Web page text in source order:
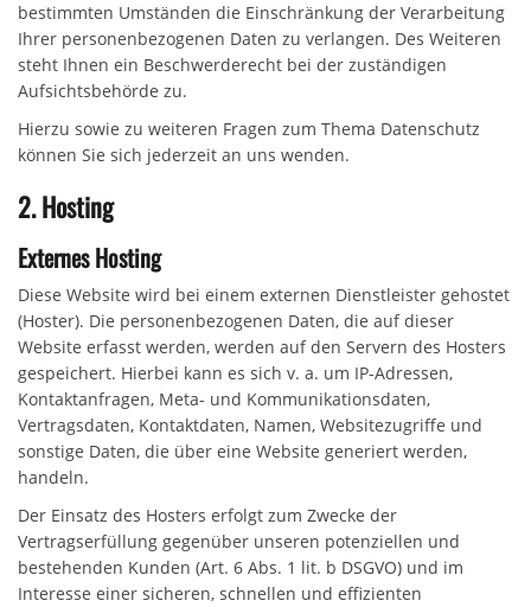
bestimmten Umständen die Einschränkung der Verarbeitung
Ihrer personenbezogenen Daten zu verlangen. Des Weiteren
steht Ihnen ein Beschwerderecht bei der zuständigen
Aufsichtsbehörde zu.
Hierzu sowie zu weiteren Fragen zum Thema Datenschutz
können Sie sich jederzeit an uns wenden.
2. Hosting
Externes Hosting
Diese Website wird bei einem externen Dienstleister gehostet
(Hoster). Die personenbezogenen Daten, die auf dieser
Website erfasst werden, werden auf den Servern des Hosters
gespeichert. Hierbei kann es sich v. a. um IP-Adressen,
Kontaktanfragen, Meta- und Kommunikationsdaten,
Vertragsdaten, Kontaktdaten, Namen, Websitezugriffe und
sonstige Daten, die über eine Website generiert werden,
handeln.
Der Einsatz des Hosters erfolgt zum Zwecke der
Vertragserfüllung gegenüber unseren potenziellen und
bestehenden Kunden (Art. 6 Abs. 1 lit. b DSGVO) und im
Interesse einer sicheren, schnellen und effizienten